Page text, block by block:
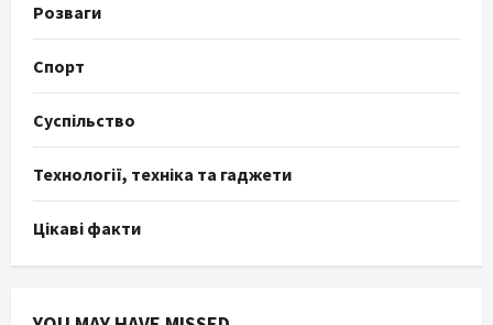
Розваги
Спорт
Суспільство
Технології, техніка та гаджети
Цікаві факти